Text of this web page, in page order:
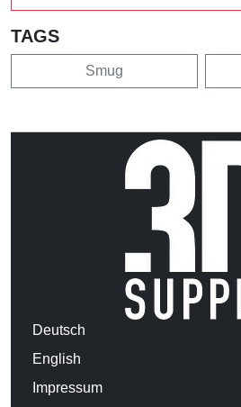
TAGS
Smug
Deutsch
English
Impressum